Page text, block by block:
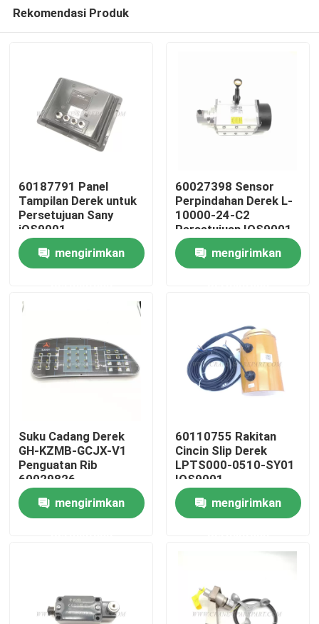
Rumah
Produk
Wisata pabrik
Hubungi kami
Berita
Suku Cadang Listrik Derek
Rekomendasi Produk
60187791 Panel
Tampilan Derek untuk
Persetujuan Sany
iOS9001
mengirimkan
60027398 Sensor
Perpindahan Derek L-
10000-24-C2
Persetujuan IOS9001
mengirimkan
Suku Cadang Derek
GH-KZMB-GCJX-V1
Penguatan Rib
60029826
mengirimkan
60110755 Rakitan
Cincin Slip Derek
LPTS000-0510-SY01
IOS9001
mengirimkan